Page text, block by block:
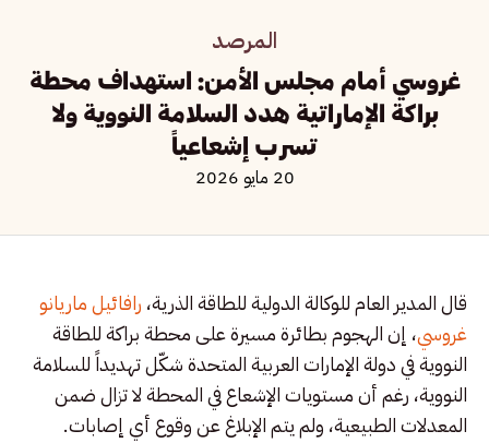
المرصد
غروسي أمام مجلس الأمن: استهداف محطة
براكة الإماراتية هدد السلامة النووية ولا
تسرب إشعاعياً
20 مايو 2026
قال المدير العام للوكالة الدولية للطاقة الذرية، رافائيل ماريانو
غروسي، إن الهجوم بطائرة مسيرة على محطة براكة للطاقة
النووية في دولة الإمارات العربية المتحدة شكّل تهديداً للسلامة
النووية، رغم أن مستويات الإشعاع في المحطة لا تزال ضمن
المعدلات الطبيعية، ولم يتم الإبلاغ عن وقوع أي إصابات.